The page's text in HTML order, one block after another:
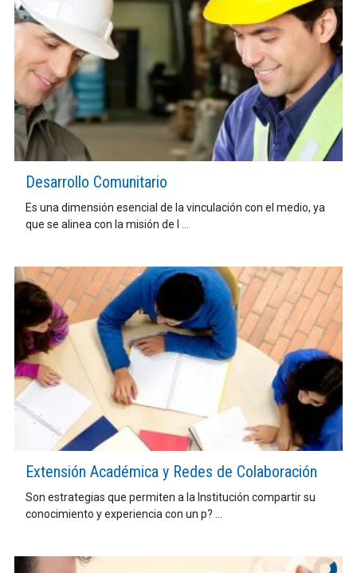
Desarrollo Comunitario
Es una dimensión esencial de la vinculación con el medio, ya
que se alinea con la misión de l ...
Extensión Académica y Redes de Colaboración
Son estrategias que permiten a la Institución compartir su
conocimiento y experiencia con un p? ...